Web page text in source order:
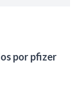
por pfizer